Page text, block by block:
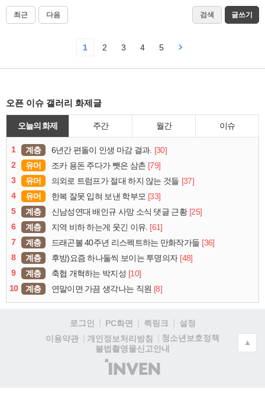
최근 다음 검색 글쓰기
1 2 3 4 5
오픈 이슈 갤러리 화제글
오늘의 화제 주간 월간 이슈
1 계층 6년간 편돌이 인생 마감 결과. [30]
2
유머 조카 용돈 주다가 뺏은 삼촌 [79]
3
유머 의외로 트럼프가 절대 하지 않는 것들 [37]
4
유머 한복 잘못 입혀 보낸 학부모 [33]
5
계층 신남성연대 배인규 사망 소식 댓글 근황 [25]
6
계층 지역 비하 하는게 웃긴 이유. [61]
7
계층 드래곤볼 40주년 리스펙트하는 만화작가들 [36]
8
계층 후방)요즘 하나둘씩 보이는 투명의자 [48]
9
계층 축협 개혁하는 박지성 [10]
10
계층 연말이면 가끔 생각나는 직원 [8]
로그인 PC화면 퀵링크
설정
이용약관
개인정보처리방침
청소년보호정책
불법촬영물신고안내
(주)
인
▲